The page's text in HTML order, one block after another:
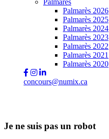
Palmarès 2026
Palmarès 2025
Palmarès 2024
Palmarès 2023
Palmarès 2022
Palmarès 2021
Palmarès 2020
concours@numix.ca
Je ne suis pas un robot